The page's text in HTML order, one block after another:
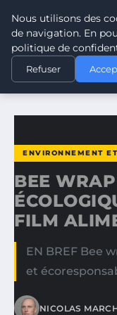
CLIMATE
ACCUEIL
BEE WRAP :
ENVIRONNEMENT
BEE
FILM
EN BREF Bee
et
NICOLAS
Nous utilisons des
de navigation. En
politique de
Refuser